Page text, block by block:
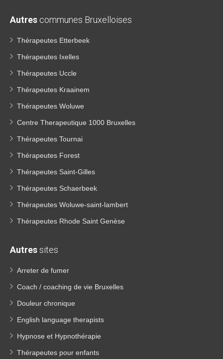
Autres communes Bruxelloises
Thérapeutes Etterbeek
Thérapeutes Ixelles
Thérapeutes Uccle
Thérapeutes Kraainem
Thérapeutes Woluwe
Centre Therapeutique 1000 Bruxelles
Thérapeutes Tournai
Thérapeutes Forest
Thérapeutes Saint-Gilles
Thérapeutes Schaerbeek
Thérapeutes Woluwe-saint-lambert
Thérapeutes Rhode Saint Genèse
Autressites
Arreter de fumer
Coach / coaching de vie Bruxelles
Douleur chronique
English language therapists
Hypnose et Hypnothérapie
Thérapeutes pour enfants